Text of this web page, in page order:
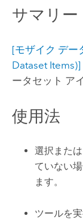
サマリー
[モザイク デー
Dataset Items)]
ータセット ア
使用法
選択また
ていない
ます。
ツールを